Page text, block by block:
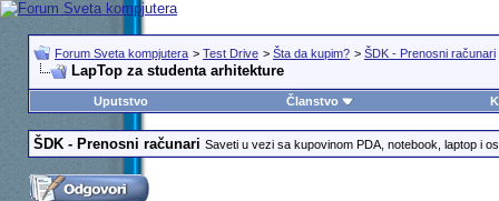
Forum Sveta kompjutera > Test Drive > Šta da kupim? > ŠDK - Prenosni računari
LapTop za studenta arhitekture
Uputstvo Članstvo
ŠDK - Prenosni računari Saveti u vezi sa kupovinom PDA, notebook, laptop i